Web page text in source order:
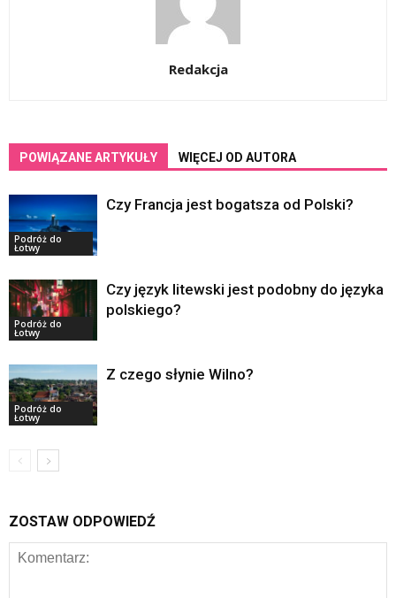
Redakcja
POWIĄZANE ARTYKUŁY WIĘCEJ OD AUTORA
Podróż do
Łotwy
Czy Francja jest bogatsza od Polski?
Podróż do
Łotwy
Czy język litewski jest podobny do języka
polskiego?
Podróż do
Łotwy
Z czego słynie Wilno?
ZOSTAW ODPOWIEDŹ